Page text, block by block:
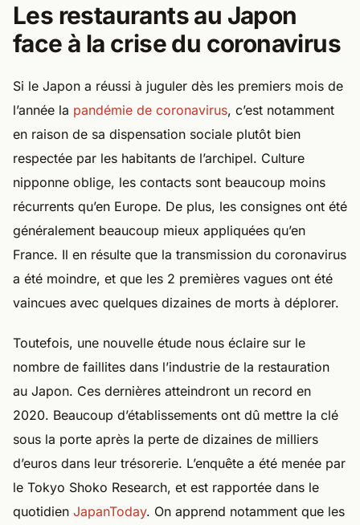
Les restaurants au Japon
face à la crise du coronavirus
Si le Japon a réussi à juguler dès les premiers mois de
l’année la pandémie de coronavirus, c’est notamment
en raison de sa dispensation sociale plutôt bien
respectée par les habitants de l’archipel. Culture
nipponne oblige, les contacts sont beaucoup moins
récurrents qu’en Europe. De plus, les consignes ont été
généralement beaucoup mieux appliquées qu’en
France. Il en résulte que la transmission du coronavirus
a été moindre, et que les 2 premières vagues ont été
vaincues avec quelques dizaines de morts à déplorer.
Toutefois, une nouvelle étude nous éclaire sur le
nombre de faillites dans l’industrie de la restauration
au Japon. Ces dernières atteindront un record en
2020. Beaucoup d’établissements ont dû mettre la clé
sous la porte après la perte de dizaines de milliers
d’euros dans leur trésorerie. L’enquête a été menée par
le Tokyo Shoko Research, et est rapportée dans le
quotidien JapanToday. On apprend notamment que les